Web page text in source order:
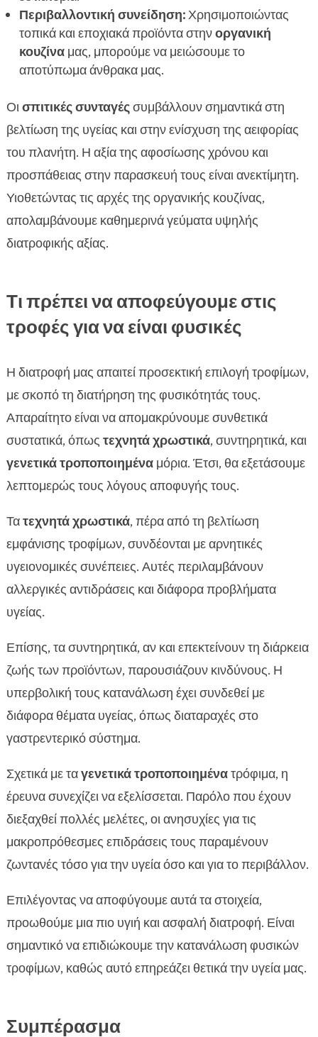
Περιβαλλοντική συνείδηση:Χρησιμοποιώντας
τοπικά και εποχιακά προϊόντα στηνοργανική
κουζίναμας, μπορούμε να μειώσουμε το
αποτύπωμα άνθρακα μας.
Οισπιτικές συνταγέςσυμβάλλουν σημαντικά στη
βελτίωση της υγείας και στην ενίσχυση της αειφορίας
του πλανήτη. Η αξία της αφοσίωσης χρόνου και
προσπάθειας στην παρασκευή τους είναι ανεκτίμητη.
Υιοθετώντας τις αρχές της οργανικής κουζίνας,
απολαμβάνουμε καθημερινά γεύματα υψηλής
διατροφικής αξίας.
Τι πρέπει να αποφεύγουμε στις
τροφές για να είναι φυσικές
Η διατροφή μας απαιτεί προσεκτική επιλογή τροφίμων,
με σκοπό τη διατήρηση της φυσικότητάς τους.
Απαραίτητο είναι να απομακρύνουμε συνθετικά
συστατικά, όπως τεχνητά χρωστικά, συντηρητικά, και
γενετικά τροποποιημέναμόρια. Έτσι, θα εξετάσουμε
λεπτομερώς τους λόγους αποφυγής τους.
Τατεχνητά χρωστικά, πέρα από τη βελτίωση
εμφάνισης τροφίμων, συνδέονται με αρνητικές
υγειονομικές συνέπειες. Αυτές περιλαμβάνουν
αλλεργικές αντιδράσεις και διάφορα προβλήματα
υγείας.
Επίσης, τα συντηρητικά, αν και επεκτείνουν τη διάρκεια
ζωής των προϊόντων, παρουσιάζουν κινδύνους. Η
υπερβολική τους κατανάλωση έχει συνδεθεί με
διάφορα θέματα υγείας, όπως διαταραχές στο
γαστρεντερικό σύστημα.
Σχετικά με ταγενετικά τροποποιημένατρόφιμα, η
έρευνα συνεχίζει να εξελίσσεται. Παρόλο που έχουν
διεξαχθεί πολλές μελέτες, οι ανησυχίες για τις
μακροπρόθεσμες επιδράσεις τους παραμένουν
ζωντανές τόσο για την υγεία όσο και για το περιβάλλον.
Επιλέγοντας να αποφύγουμε αυτά τα στοιχεία,
προωθούμε μια πιο υγιή και ασφαλή διατροφή. Είναι
σημαντικό να επιδιώκουμε την κατανάλωση φυσικών
τροφίμων, καθώς αυτό επηρεάζει θετικά την υγεία μας.
Συμπέρασμα